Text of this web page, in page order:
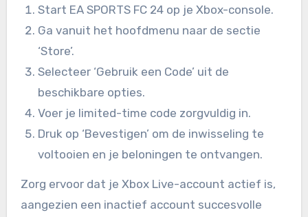
Start EA SPORTS FC 24 op je Xbox-console.
Ga vanuit het hoofdmenu naar de sectie
‘Store’.
Selecteer ‘Gebruik een Code’ uit de
beschikbare opties.
Voer je limited-time code zorgvuldig in.
Druk op ‘Bevestigen’ om de inwisseling te
voltooien en je beloningen te ontvangen.
Zorg ervoor dat je Xbox Live-account actief is,
aangezien een inactief account succesvolle